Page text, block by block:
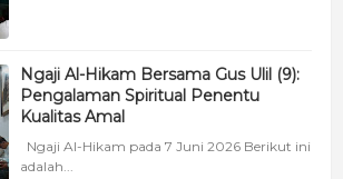
Ngaji Al-Hikam Bersama Gus Ulil (9):
Pengalaman Spiritual Penentu
Kualitas Amal
Ngaji Al-Hikam pada 7 Juni 2026 Berikut ini
adalah...